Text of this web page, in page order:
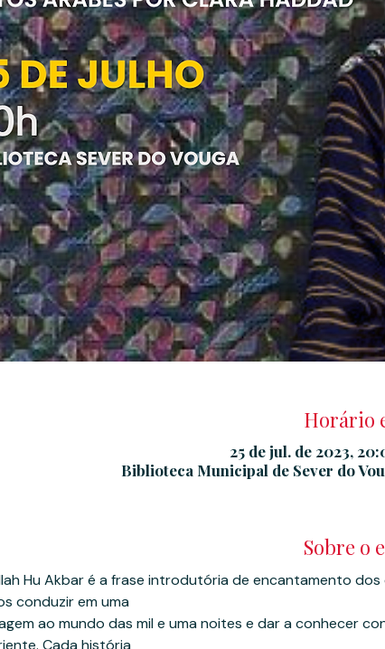
Horário
25 de jul. de 2023,
Biblioteca Municipal de Sever do
Sobre o
Hu Akbar é a frase introdutória de encantamento
conduzir em uma
ao mundo das mil e uma noites e dar a conhecer
Cada história